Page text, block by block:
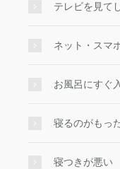
テレビを見て
ネット・スマ
お風呂にすぐ
寝るのがもっ
寝つきが悪い